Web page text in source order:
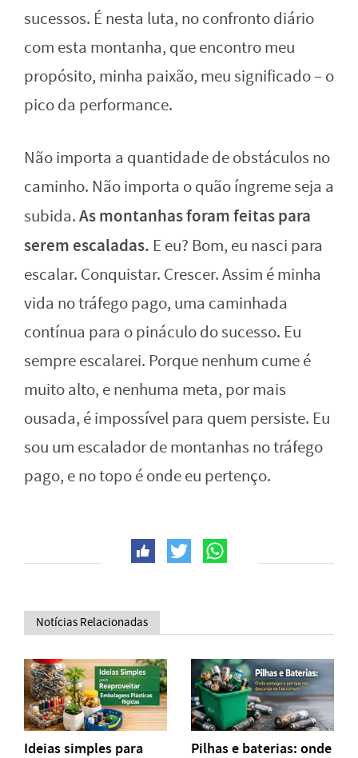
sucessos. É nesta luta, no confronto diário
com esta montanha, que encontro meu
propósito, minha paixão, meu significado – o
pico da performance.
Não importa a quantidade de obstáculos no
caminho. Não importa o quão íngreme seja a
subida.As montanhas foram feitas para
serem escaladas. E eu? Bom, eu nasci para
escalar. Conquistar. Crescer. Assim é minha
vida no tráfego pago, uma caminhada
contínua para o pináculo do sucesso. Eu
sempre escalarei. Porque nenhum cume é
muito alto, e nenhuma meta, por mais
ousada, é impossível para quem persiste. Eu
sou um escalador de montanhas no tráfego
pago, e no topo é onde eu pertenço.
Notícias Relacionadas
Ideias simples para
Pilhas e baterias: onde